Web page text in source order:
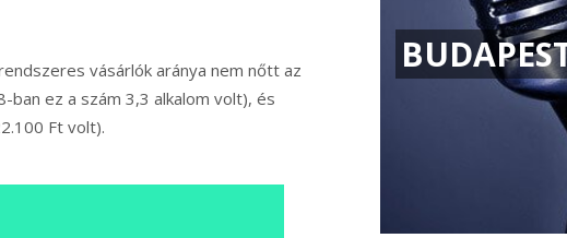
vásárlók aránya nem nőtt az
ban ez a szám 3,3 alkalom volt), és
Ft volt).